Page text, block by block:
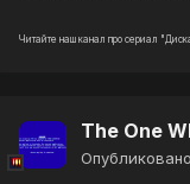
Читайте наш канал про сериал
The One
Опубликовано